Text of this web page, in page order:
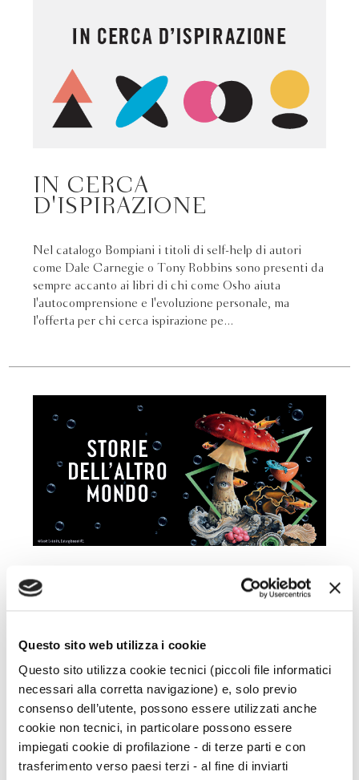
Questo sito web utilizza i cookie
Questo sito utilizza cookie tecnici (piccoli file informatici
necessari alla corretta navigazione) e, solo previo
consenso dell’utente, possono essere utilizzati anche
cookie non tecnici, in particolare possono essere
impiegati cookie di profilazione - di terze parti e con
trasferimento verso paesi terzi - al fine di inviarti
IN CERCA
D'ISPIRAZIONE
Nel catalogo Bompiani i titoli di self-help di autori
come Dale Carnegie o Tony Robbins sono presenti da
sempre accanto ai libri di chi come Osho aiuta
l'autocomprensione e l'evoluzione personale, ma
l'offerta per chi cerca ispirazione pe...
STORIE DELL'ALTRO
Non solo Signore degli anelli! Il catalogo Bompiani è
ricco di libri che narrano storie capaci di
trasportarci in mondi diversi, in mondi altri... o proprio
all'altro mondo.